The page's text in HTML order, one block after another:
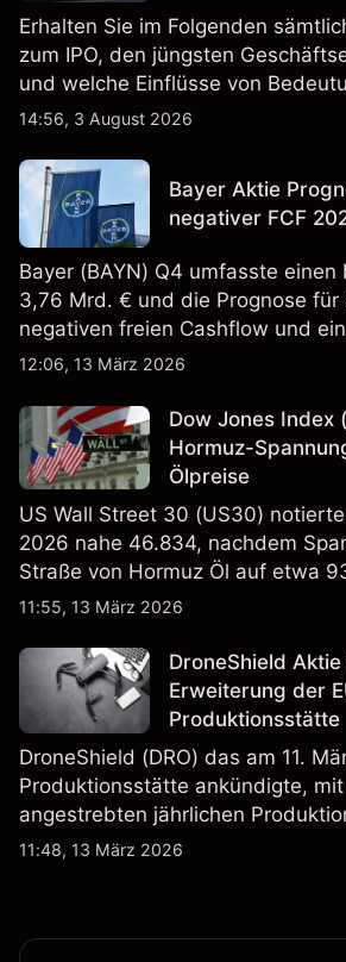
Erhalten Sie im Folgenden
zum IPO, den jüngsten
und welche Einflüsse von
14:56, 3 August 2026
Bayer Aktie
negativer FCF
Bayer (BAYN) Q4 umfasste
3,76 Mrd. € und die Prognose
negativen freien Cashflow und
EBITDA von 9,6–10,1 Mrd. € hin.
verlässlicher Indikator für
12:06, 13 März 2026
Dow Jones Index
Hormuz-
Ölpreise
US Wall Street 30 (US30)
2026 nahe 46.834, nachdem
Straße von Hormuz Öl auf etwa
und die US-Arbeitslosigkeit auf
verlässlicher Indikator für
11:55, 13 März 2026
DroneShield
Erweiterung der
Produktionsstätte
DroneShield (DRO) das am 11.
Produktionsstätte ankündigte,
angestrebten jährlichen
etwa 2,4 Mrd. AUD bis Ende 2026.
11:48, 13 März 2026